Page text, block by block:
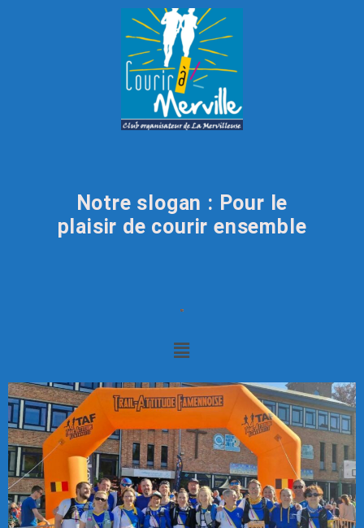
Notre slogan : Pour le
plaisir de courir ensemble